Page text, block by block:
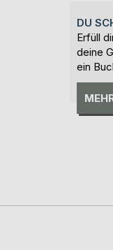
DU
Erfüll
deine
ein